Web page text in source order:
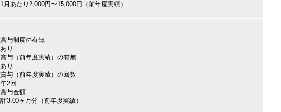
1月あたり2,000円〜15,000円（前年度実績）
賞与制度の有無
あり
賞与（前年度実績）の有無
あり
賞与（前年度実績）の回数
年2回
賞与金額
計3.00ヶ月分（前年度実績）